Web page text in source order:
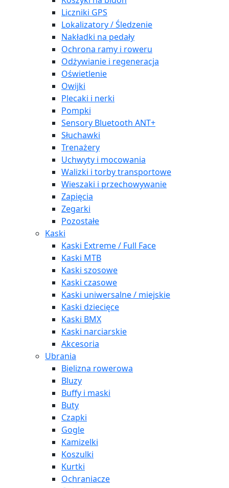
Liczniki GPS
Lokalizatory / Śledzenie
Nakładki na pedały
Ochrona ramy i roweru
Odżywianie i regeneracja
Oświetlenie
Owijki
Plecaki i nerki
Pompki
Sensory Bluetooth ANT+
Słuchawki
Trenażery
Uchwyty i mocowania
Walizki i torby transportowe
Wieszaki i przechowywanie
Zapięcia
Zegarki
Pozostałe
Kaski
Kaski Extreme / Full Face
Kaski MTB
Kaski szosowe
Kaski czasowe
Kaski uniwersalne / miejskie
Kaski dziecięce
Kaski BMX
Kaski narciarskie
Akcesoria
Ubrania
Bielizna rowerowa
Bluzy
Buffy i maski
Buty
Czapki
Gogle
Kamizelki
Koszulki
Kurtki
Ochraniacze